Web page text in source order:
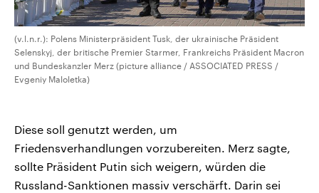
(v.l.n.r.): Polens Ministerpräsident Tusk, der ukrainische Präsident
Selenskyj, der britische Premier Starmer, Frankreichs Präsident Macron
und Bundeskanzler Merz (picture alliance / ASSOCIATED PRESS /
Evgeniy Maloletka)
Diese soll genutzt werden, um
Friedensverhandlungen vorzubereiten. Merz sagte,
sollte Präsident Putin sich weigern, würden die
Russland-Sanktionen massiv verschärft. Darin sei